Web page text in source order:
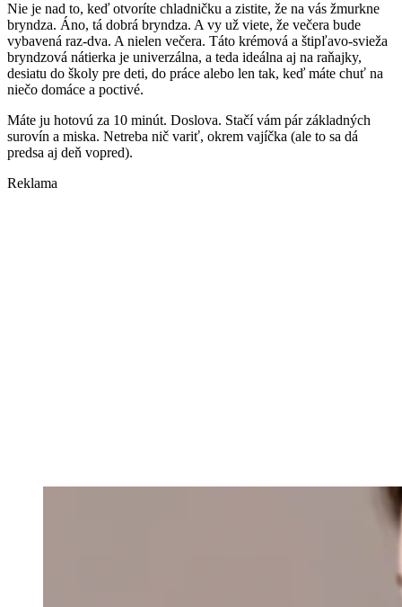
Nie je nad to, keď otvoríte chladničku a zistite, že na vás žmurkne
bryndza. Áno, tá dobrá bryndza. A vy už viete, že večera bude
vybavená raz-dva. A nielen večera. Táto krémová a štipľavo-svieža
bryndzová nátierka je univerzálna, a teda ideálna aj na raňajky,
desiatu do školy pre deti, do práce alebo len tak, keď máte chuť na
niečo domáce a poctivé.
Máte ju hotovú za 10 minút. Doslova. Stačí vám pár základných
surovín a miska. Netreba nič variť, okrem vajíčka (ale to sa dá
predsa aj deň vopred).
Reklama